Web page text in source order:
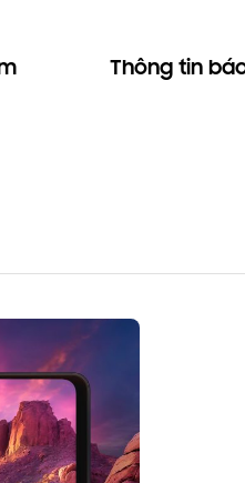
Thông tin